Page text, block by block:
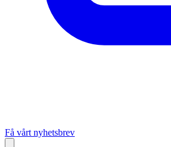
Få vårt nyhetsbrev